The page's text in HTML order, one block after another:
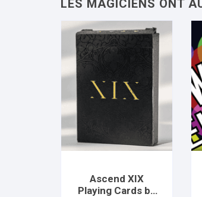
Ascend XIX
Playing Cards by